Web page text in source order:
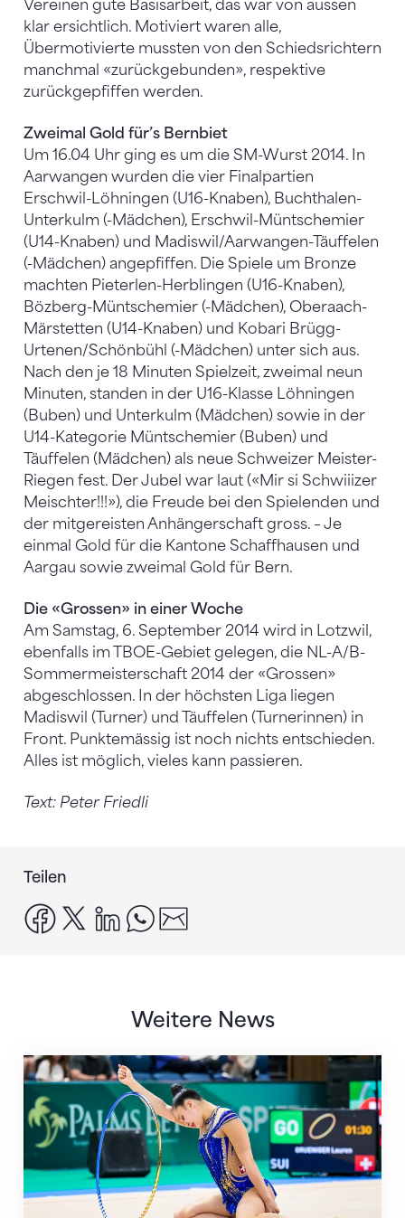
Vereinen gute Basisarbeit, das war von aussen
klar ersichtlich. Motiviert waren alle,
Übermotivierte mussten von den Schiedsrichtern
manchmal «zurückgebunden», respektive
zurückgepfiffen werden.
Zweimal Gold für’s Bernbiet
Um 16.04 Uhr ging es um die SM-Wurst 2014. In
Aarwangen wurden die vier Finalpartien
Erschwil-Löhningen (U16-Knaben), Buchthalen-
Unterkulm (-Mädchen), Erschwil-Müntschemier
(U14-Knaben) und Madiswil/Aarwangen-Täuffelen
(-Mädchen) angepfiffen. Die Spiele um Bronze
machten Pieterlen-Herblingen (U16-Knaben),
Bözberg-Müntschemier (-Mädchen), Oberaach-
Märstetten (U14-Knaben) und Kobari Brügg-
Urtenen/Schönbühl (-Mädchen) unter sich aus.
Nach den je 18 Minuten Spielzeit, zweimal neun
Minuten, standen in der U16-Klasse Löhningen
(Buben) und Unterkulm (Mädchen) sowie in der
U14-Kategorie Müntschemier (Buben) und
Täuffelen (Mädchen) als neue Schweizer Meister-
Riegen fest. Der Jubel war laut («Mir si Schwiiizer
Meischter!!!»), die Freude bei den Spielenden und
der mitgereisten Anhängerschaft gross. – Je
einmal Gold für die Kantone Schaffhausen und
Aargau sowie zweimal Gold für Bern.
Die «Grossen» in einer Woche
Am Samstag, 6. September 2014 wird in Lotzwil,
ebenfalls im TBOE-Gebiet gelegen, die NL-A/B-
Sommermeisterschaft 2014 der «Grossen»
abgeschlossen. In der höchsten Liga liegen
Madiswil (Turner) und Täuffelen (Turnerinnen) in
Front. Punktemässig ist noch nichts entschieden.
Alles ist möglich, vieles kann passieren.
Text: Peter Friedli
Teilen
facebook
x linkedinwhatsapp
Weitere News
Nächster Halt: Weltmeisterschaft